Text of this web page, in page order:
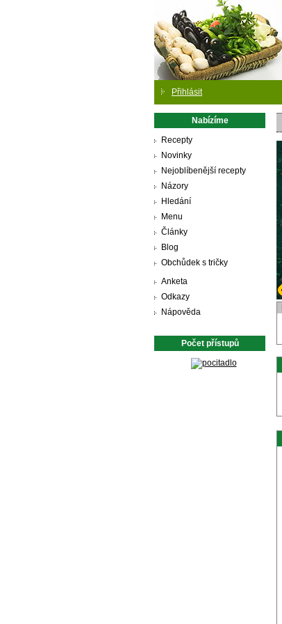
Přihlásit
Nabízíme
Recepty
Novinky
Nejoblíbenější recepty
Názory
Hledání
Menu
Články
Blog
Obchůdek s tričky
Anketa
Odkazy
Nápověda
Počet přístupů